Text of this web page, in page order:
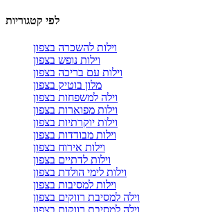
לפי קטגוריות
וילות להשכרה בצפון
וילות נופש בצפון
וילות עם בריכה בצפון
מלון בוטיק בצפון
וילה למשפחות בצפון
וילות מפוארות בצפון
וילות יוקרתיות בצפון
וילות מבודדות בצפון
וילות אירוח בצפון
וילות לדתיים בצפון
וילות לימי הולדת בצפון
וילות למסיבות בצפון
וילה למסיבת רווקים בצפון